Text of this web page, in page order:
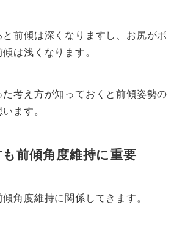
前傾は深くなりますし、お尻がボ
は浅くなります。
考え方が知っておくと前傾姿勢の
ます。
前傾角度維持に重要
角度維持に関係してきます。